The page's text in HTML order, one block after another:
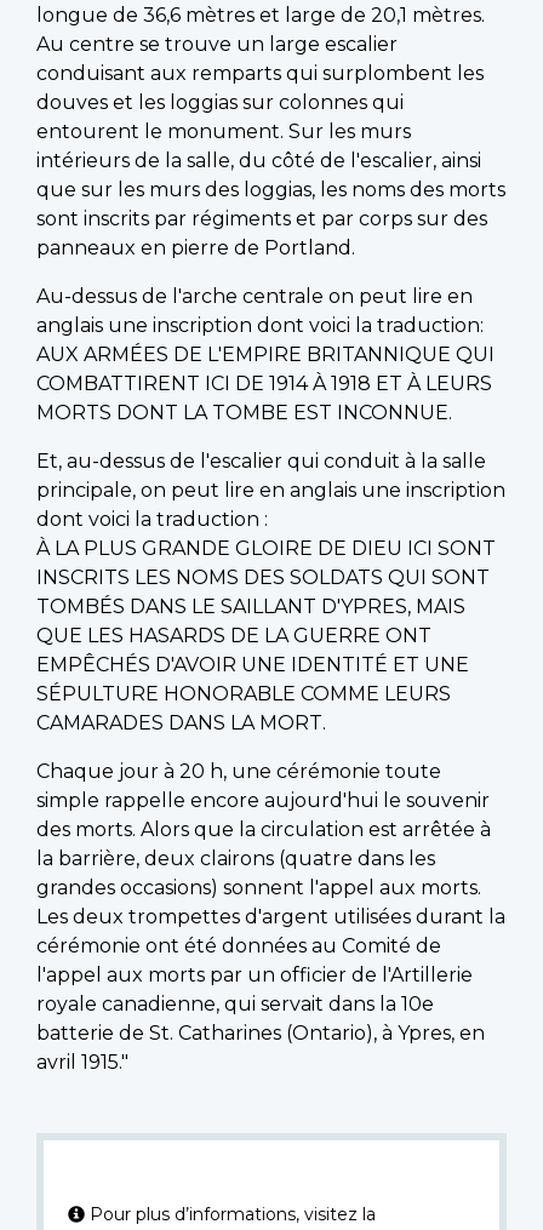
longue de 36,6 mètres et large de 20,1 mètres.
Au centre se trouve un large escalier
conduisant aux remparts qui surplombent les
douves et les loggias sur colonnes qui
entourent le monument. Sur les murs
intérieurs de la salle, du côté de l'escalier, ainsi
que sur les murs des loggias, les noms des morts
sont inscrits par régiments et par corps sur des
panneaux en pierre de Portland.
Au-dessus de l'arche centrale on peut lire en
anglais une inscription dont voici la traduction:
AUX ARMÉES DE L'EMPIRE BRITANNIQUE QUI
COMBATTIRENT ICI DE 1914 À 1918 ET À LEURS
MORTS DONT LA TOMBE EST INCONNUE.
Et, au-dessus de l'escalier qui conduit à la salle
principale, on peut lire en anglais une inscription
dont voici la traduction :
À LA PLUS GRANDE GLOIRE DE DIEU ICI SONT
INSCRITS LES NOMS DES SOLDATS QUI SONT
TOMBÉS DANS LE SAILLANT D'YPRES, MAIS
QUE LES HASARDS DE LA GUERRE ONT
EMPÊCHÉS D'AVOIR UNE IDENTITÉ ET UNE
SÉPULTURE HONORABLE COMME LEURS
CAMARADES DANS LA MORT.
Chaque jour à 20 h, une cérémonie toute
simple rappelle encore aujourd'hui le souvenir
des morts. Alors que la circulation est arrêtée à
la barrière, deux clairons (quatre dans les
grandes occasions) sonnent l'appel aux morts.
Les deux trompettes d'argent utilisées durant la
cérémonie ont été données au Comité de
l'appel aux morts par un officier de l'Artillerie
royale canadienne, qui servait dans la 10e
batterie de St. Catharines (Ontario), à Ypres, en
avril 1915."
Pour plus d’informations, visitez la